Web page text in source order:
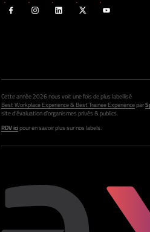
Cette année 2026 nous voit une fois de plus labellisé
Best Workplace Experience & Best Trainee Experiencepar
site d’évaluation d’organismes privés & publics.
RDV icipour en savoir plus sur nos labels.